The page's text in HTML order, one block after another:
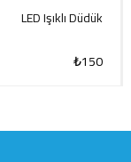
LED Işıklı Düdük
₺150